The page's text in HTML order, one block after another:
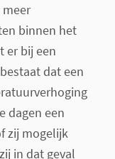
meer
binnen het
er bij een
dat een
dagen een
zij mogelijk
in dat geval